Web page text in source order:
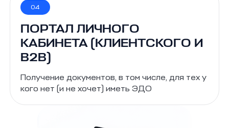
04
ПОРТАЛ ЛИЧНОГО
КАБИНЕТА (КЛИЕНТСКОГО И
B2B)
Получение документов, в том числе, для тех у
кого нет (и не хочет) иметь ЭДО